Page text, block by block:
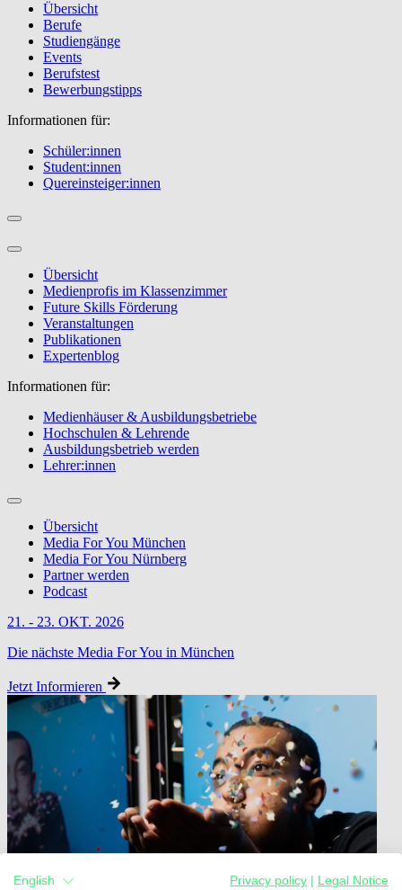
Übersicht
Berufe
Studiengänge
Events
Berufstest
Bewerbungstipps
Informationen für:
Schüler:innen
Student:innen
Quereinsteiger:innen
Übersicht
Medienprofis im Klassenzimmer
Future Skills Förderung
Veranstaltungen
Publikationen
Expertenblog
Informationen für:
Medienhäuser & Ausbildungsbetriebe
Hochschulen & Lehrende
Ausbildungsbetrieb werden
Lehrer:innen
Übersicht
Media For You München
Media For You Nürnberg
Partner werden
Podcast
21. - 23. OKT. 2026
Die nächste Media For You in München
Jetzt Informieren
English Privacy policy Legal Notice